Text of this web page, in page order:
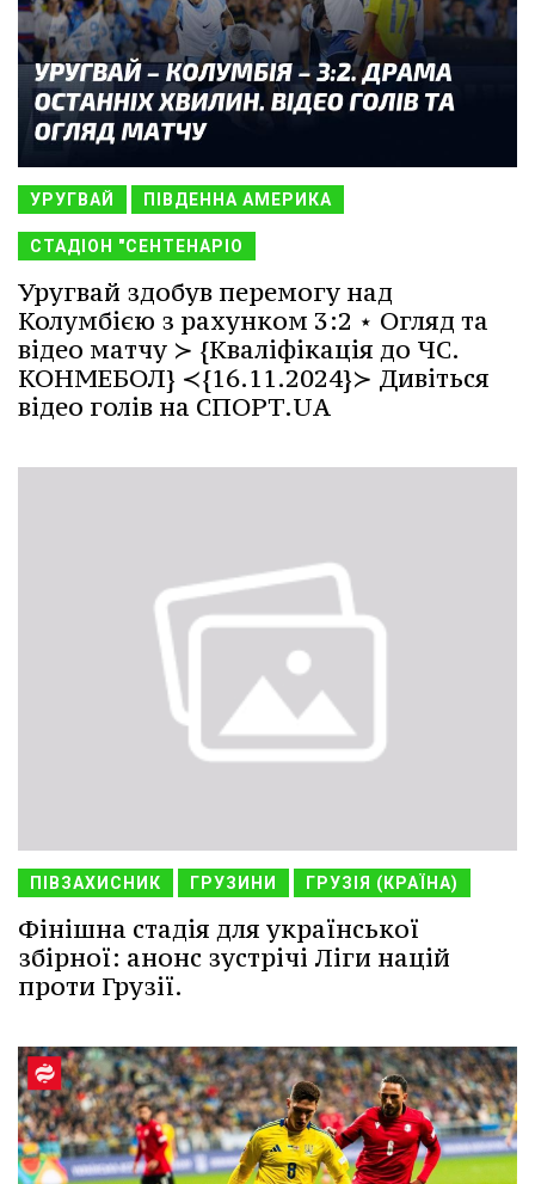
УРУГВАЙ ПІВДЕННА АМЕРИКА
СТАДІОН "СЕНТЕНАРІО
Уругвай здобув перемогу над
Колумбією з рахунком 3:2 ⋆ Огляд та
відео матчу ≻ {Кваліфікація до ЧС.
КОНМЕБОЛ} ≺{16.11.2024}≻ Дивіться
відео голів на СПОРТ.UA
ПІВЗАХИСНИК ГРУЗИНИ ГРУЗІЯ (КРАЇНА)
Фінішна стадія для української
збірної: анонс зустрічі Ліги націй
проти Грузії.